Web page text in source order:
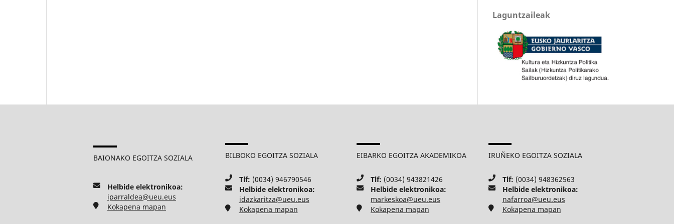
Laguntzaileak
BAIONAKO EGOITZA SOZIALA
Helbide elektronikoa:
iparraldea@ueu.eus
Kokapena mapan
BILBOKO EGOITZA SOZIALA
Tlf: (0034) 946790546
Helbide elektronikoa:
idazkaritza@ueu.eus
Kokapena mapan
EIBARKO EGOITZA AKADEMIKOA
Tlf: (0034) 943821426
Helbide elektronikoa:
markeskoa@ueu.eus
Kokapena mapan
IRUÑEKO EGOITZA SOZIALA
Tlf: (0034) 948362563
Helbide elektronikoa:
nafarroa@ueu.eus
Kokapena mapan